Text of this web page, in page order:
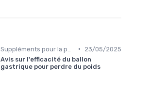
•
23/05/2025
Avis sur l'efficacité du ballon
gastrique pour perdre du poids